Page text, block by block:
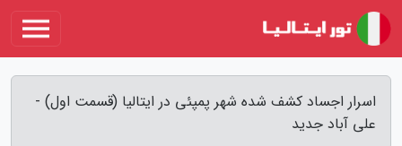
اسرار اجساد کشف شده شهر پمپئی در ایتالیا (قسمت اول) -
علی آباد جدید